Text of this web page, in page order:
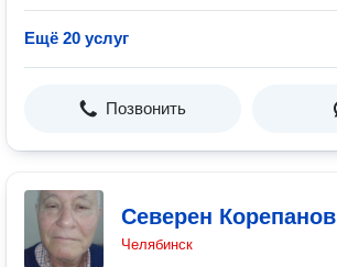
Ещё 20 услуг
Позвонить
Северен Корепанов
Челябинск